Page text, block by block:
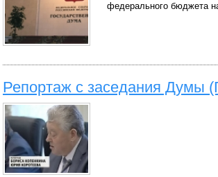
федерального бюджета
Репортаж с заседания Думы